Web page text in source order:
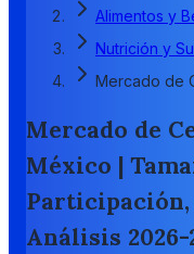
Alimentos y
Nutrición y
Mercado de
Mercado de
México |
Análisis 2026-